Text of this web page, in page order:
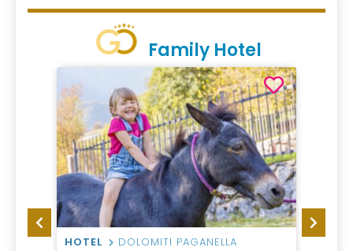
Family Hotel
HOTEL DOLOMITI PAGANELLA HOTEL